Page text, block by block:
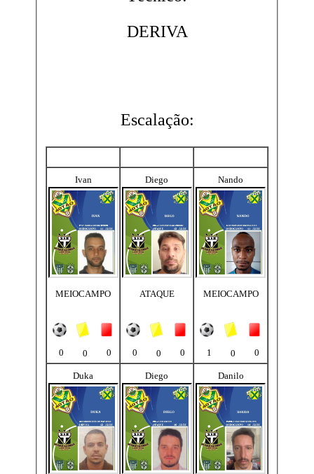
DERIVA
Escalação:
Ivan
MEIOCAMPO
0 0 0
Diego
ATAQUE
0 0 0
Nando
MEIOCAMPO
1 0 0
Duka Diego Danilo